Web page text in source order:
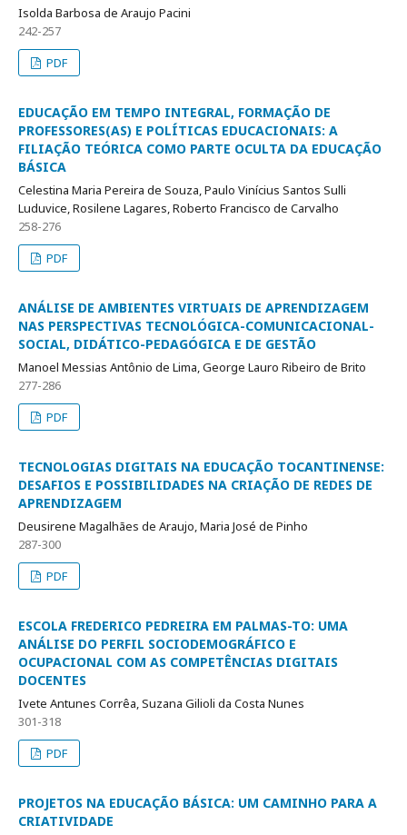
Isolda Barbosa de Araujo Pacini
242-257
PDF
EDUCAÇÃO EM TEMPO INTEGRAL, FORMAÇÃO DE
PROFESSORES(AS) E POLÍTICAS EDUCACIONAIS: A
FILIAÇÃO TEÓRICA COMO PARTE OCULTA DA EDUCAÇÃO
BÁSICA
Celestina Maria Pereira de Souza, Paulo Vinícius Santos Sulli
Luduvice, Rosilene Lagares, Roberto Francisco de Carvalho
258-276
PDF
ANÁLISE DE AMBIENTES VIRTUAIS DE APRENDIZAGEM
NAS PERSPECTIVAS TECNOLÓGICA-COMUNICACIONAL-
SOCIAL, DIDÁTICO-PEDAGÓGICA E DE GESTÃO
Manoel Messias Antônio de Lima, George Lauro Ribeiro de Brito
277-286
PDF
TECNOLOGIAS DIGITAIS NA EDUCAÇÃO TOCANTINENSE:
DESAFIOS E POSSIBILIDADES NA CRIAÇÃO DE REDES DE
APRENDIZAGEM
Deusirene Magalhães de Araujo, Maria José de Pinho
287-300
PDF
ESCOLA FREDERICO PEDREIRA EM PALMAS-TO: UMA
ANÁLISE DO PERFIL SOCIODEMOGRÁFICO E
OCUPACIONAL COM AS COMPETÊNCIAS DIGITAIS
DOCENTES
Ivete Antunes Corrêa, Suzana Gilioli da Costa Nunes
301-318
PDF
PROJETOS NA EDUCAÇÃO BÁSICA: UM CAMINHO PARA A
CRIATIVIDADE